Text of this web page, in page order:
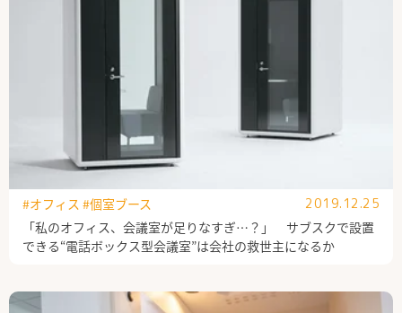
「私のオフィス、会議室が足りなすぎ…？」 サブスクで設置
できる“電話ボックス型会議室”は会社の救世主になるか
#オフィス #個室ブース 2019.12.25